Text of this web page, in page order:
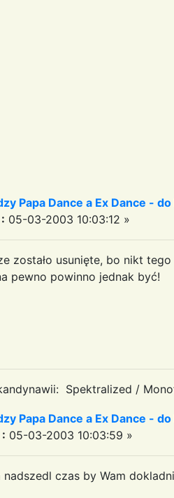
Papa Dance a Ex Dance -
05-03-2003 10:03:12 »
zostało usunięte, bo nikt
pewno powinno jednak być!
Spektralized /
Papa Dance a Ex Dance -
05-03-2003 10:03:59 »
czas by Wam